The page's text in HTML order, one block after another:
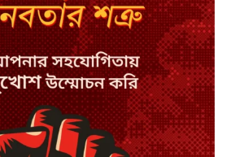
সিরাজগঞ্জে বাস ট্রাক দুর্ঘটনা, চালকসহ
নিহত ২
স্পিকারের নামে জাল ডিও, প্রতারণার
অভিযোগে এসিল্যান্ডের বিরুদ্ধে মামলা